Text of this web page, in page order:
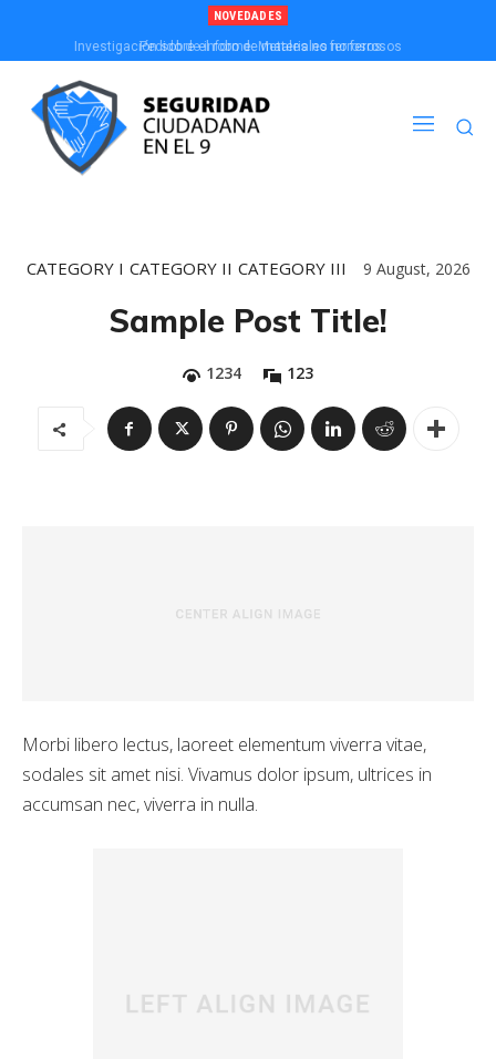
NOVEDADES
Investigación sobre el robo de materiales no ferrosos
Pedido de informe: Metales no ferrosos
CATEGORY I CATEGORY II CATEGORY III 9 August, 2026
Sample Post Title!
1234 123
Morbi libero lectus, laoreet elementum viverra vitae,
sodales sit amet nisi. Vivamus dolor ipsum, ultrices in
accumsan nec, viverra in nulla.